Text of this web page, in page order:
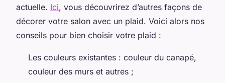
actuelle. Ici, vous découvrirez d’autres façons de
décorer votre salon avec un plaid. Voici alors nos
conseils pour bien choisir votre plaid :
Les couleurs existantes : couleur du canapé,
couleur des murs et autres ;